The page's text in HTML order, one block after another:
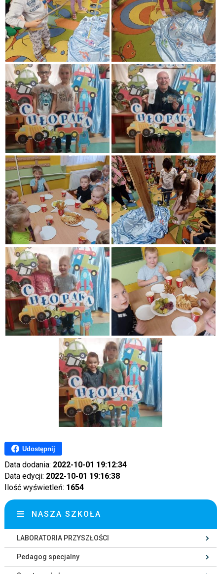
Udostępnij
Data dodania: 2022-10-01 19:12:34
Data edycji: 2022-10-01 19:16:38
Ilość wyświetleń: 1654
NASZA SZKOŁA
LABORATORIA PRZYSZŁOŚCI
Pedagog specjalny